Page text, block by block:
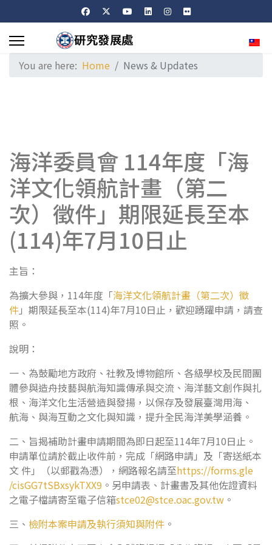
You are here: Home News & Updates
海洋委員會 114年度「海
洋文化領航計畫（第二
次）徵件」期限延長至本
(114)年7月10日止
主旨：
為擴大參與，114年度「海洋文化領航計畫（第二次）徵
件」期限延長至本(114)年7月10日止，歡迎踴躍申請，請查
照。
說明：
一、為鼓勵地方政府、社教及博物館所、各級學校及民間團
體參與造舟技藝與航海知識傳承與交流、海洋藝文創作與扎
根、海洋文化生活營造與發揚，以保存及發展臺灣用海、
航海、與海互動之文化與知識，提升全民海洋美學涵養。
二、旨揭補助計畫申請期間為即日起至114年7月10日止。
申請單位請於截止收件前，完成「網路申請」及「寄送紙本
文 件」（以郵戳為憑），網路報名請至https://forms.gle
/cisGG7tSBxsykTXX9 。另申請表、計畫書及其他佐證資料
之電子檔請寄至電子信箱stce02@stce.oac.gov.tw 。
三、 檢附本案申請及執行須知與附件 。